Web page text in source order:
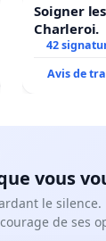
Soigner
Charleroi.
42
Avis de
vous
le silence.
de ses